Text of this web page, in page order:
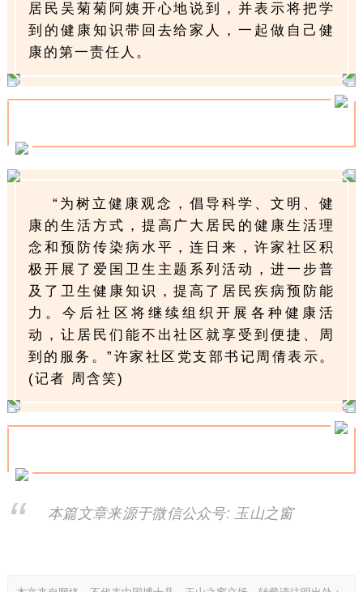
居民吴菊菊阿姨开心地说到，并表示将把学
到的健康知识带回去给家人，一起做自己健
康的第一责任人。
“为树立健康观念，倡导科学、文明、健
康的生活方式，提高广大居民的健康生活理
念和预防传染病水平，连日来，许家社区积
极开展了爱国卫生主题系列活动，进一步普
及了卫生健康知识，提高了居民疾病预防能
力。今后社区将继续组织开展各种健康活
动，让居民们能不出社区就享受到便捷、周
到的服务。”许家社区党支部书记周倩表示。
(记者 周含笑)
本篇文章来源于微信公众号: 玉山之窗